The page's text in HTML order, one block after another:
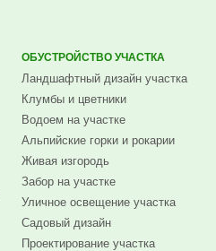
ОБУСТРОЙСТВО УЧАСТКА
Ландшафтный дизайн участка
Клумбы и цветники
Водоем на участке
Альпийские горки и рокарии
Живая изгородь
Забор на участке
Уличное освещение участка
Садовый дизайн
Проектирование участка